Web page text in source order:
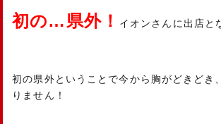
初の…県外！ イオンさんに出店と
初の県外ということで今から胸がどきどき
りません！